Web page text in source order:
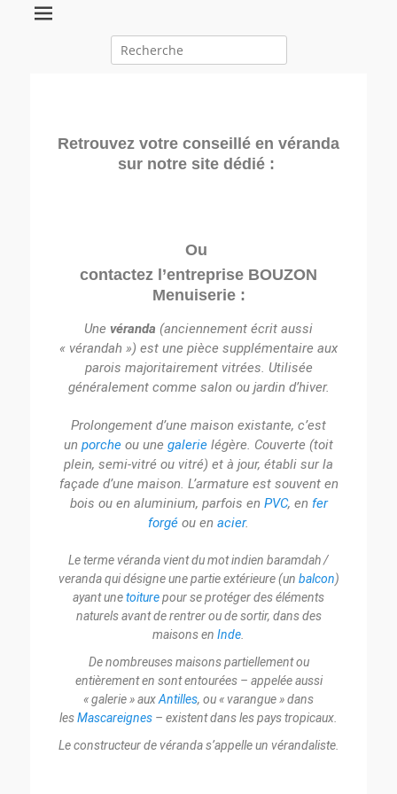
Retrouvez votre conseillé en véranda
sur notre site dédié :
Ou
contactez l’entreprise BOUZON
Menuiserie :
Une véranda (anciennement écrit aussi
« vérandah ») est une pièce supplémentaire aux
parois majoritairement vitrées. Utilisée
généralement comme salon ou jardin d’hiver.
Prolongement d’une maison existante, c’est
un porche ou une galerie légère. Couverte (toit
plein, semi-vitré ou vitré) et à jour, établi sur la
façade d’une maison. L’armature est souvent en
bois ou en aluminium, parfois en PVC, en fer
forgé ou en acier.
Le terme véranda vient du mot indien baramdah /
veranda qui désigne une partie extérieure (un balcon)
ayant unetoiturepour se protéger des éléments
naturels avant de rentrer ou de sortir, dans des
maisons en Inde
De nombreuses maisons partiellement ou
entièrement en sont entourées – appelée aussi
« galerie » auxAntilles, ou « varangue » dans
lesMascareignes – existent dans les pays tropicaux.
Le constructeur de véranda s’appelle un vérandaliste.